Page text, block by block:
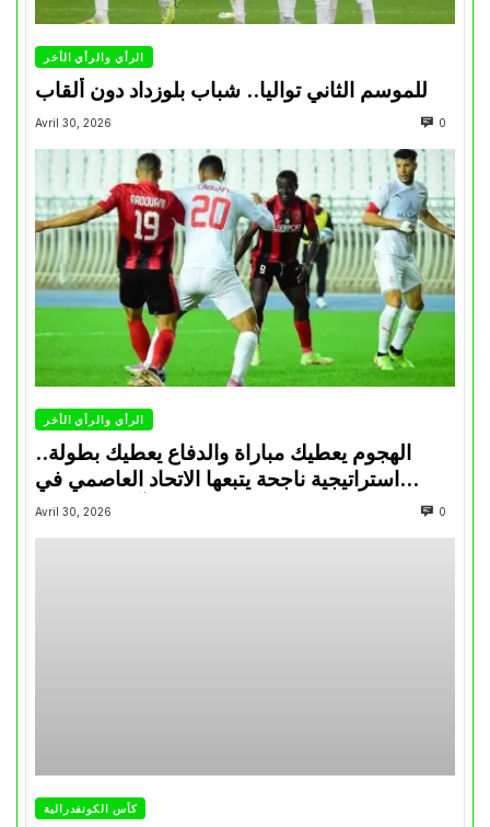
الرأي والرأي الأخر
للموسم الثاني تواليا.. شباب بلوزداد دون ألقاب
Avril 30, 2026 0
الرأي والرأي الأخر
الهجوم يعطيك مباراة والدفاع يعطيك بطولة..
استراتيجية ناجحة يتبعها الاتحاد العاصمي في
تتويجاته آخر السنوات
Avril 30, 2026 0
كأس الكونفدرالية